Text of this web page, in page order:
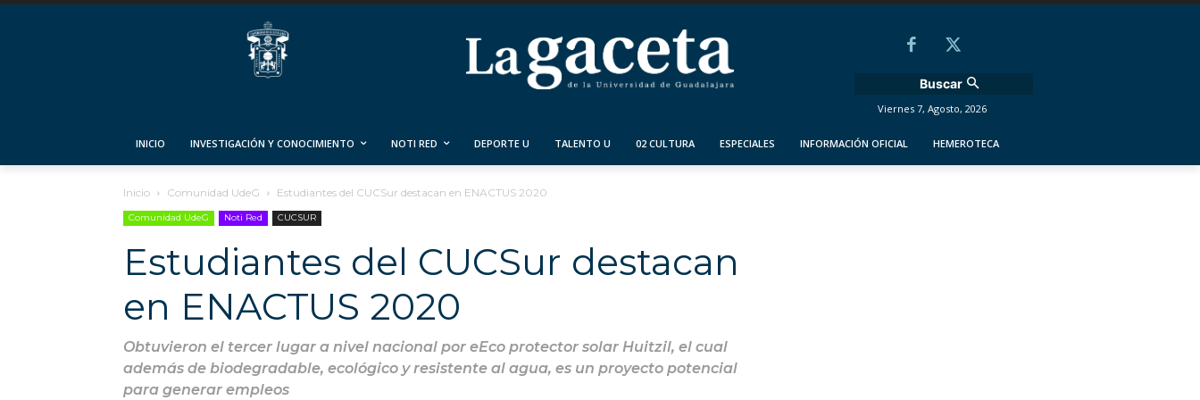
Buscar
Viernes 7, Agosto, 2026
INICIO INVESTIGACIÓN Y CONOCIMIENTO NOTI RED DEPORTE U TALENTO U 02 CULTURA ESPECIALES INFORMACIÓN OFICIAL HEMEROTECA
Inicio Comunidad UdeG Estudiantes del CUCSur destacan en ENACTUS 2020
Comunidad UdeG Noti Red CUCSUR
Estudiantes del CUCSur destacan
en ENACTUS 2020
Obtuvieron el tercer lugar a nivel nacional por eEco protector solar Huitzil, el cual
además de biodegradable, ecológico y resistente al agua, es un proyecto potencial
para generar empleos